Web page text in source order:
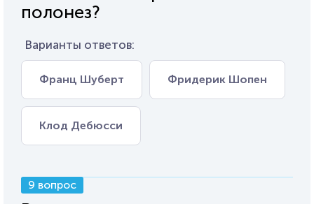
полонез?
Варианты ответов:
Франц Шуберт Фридерик Шопен
Клод Дебюсси
9 вопрос